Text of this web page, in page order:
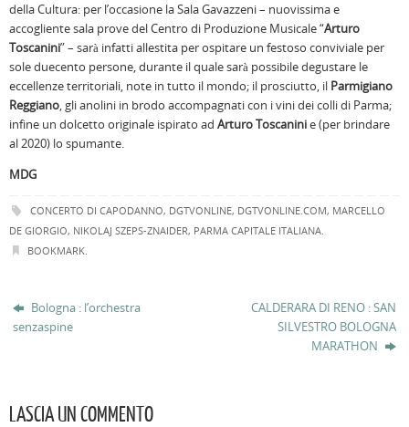
della Cultura: per l’occasione la Sala Gavazzeni – nuovissima e
accogliente sala prove del Centro di Produzione Musicale “Arturo
Toscanini” – sarà infatti allestita per ospitare un festoso conviviale per
sole duecento persone, durante il quale sarà possibile degustare le
eccellenze territoriali, note in tutto il mondo; il prosciutto, il Parmigiano
Reggiano, gli anolini in brodo accompagnati con i vini dei colli di Parma;
infine un dolcetto originale ispirato ad Arturo Toscaninie (per brindare
al 2020) lo spumante.
MDG
CONCERTO DI CAPODANNO, DGTVONLINE, DGTVONLINE.COM, MARCELLO
DE GIORGIO, NIKOLAJ SZEPS-ZNAIDER, PARMA CAPITALE ITALIANA
BOOKMARK.
Bologna : l’orchestra
senzaspine
CALDERARA DI RENO : SAN
SILVESTRO BOLOGNA
MARATHON
LASCIA UN COMMENTO